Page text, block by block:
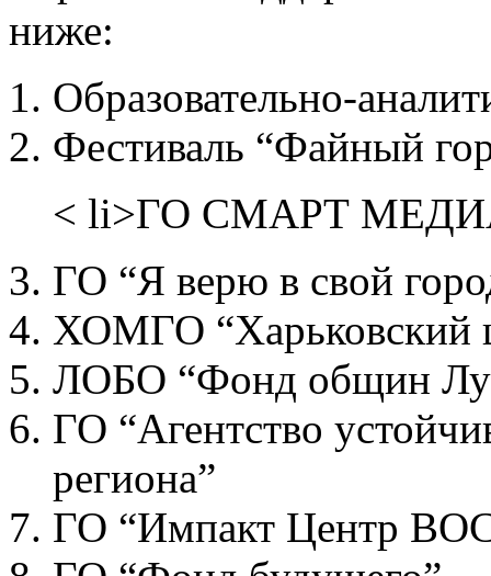
ниже:
Образовательно-
Фестиваль “Файный
< li>ГО СМАРТ
ГО “Я верю в свой
ХОМГО “Харьковский
ЛОБО “Фонд общин
ГО “Агентство
региона”
ГО “Импакт Центр